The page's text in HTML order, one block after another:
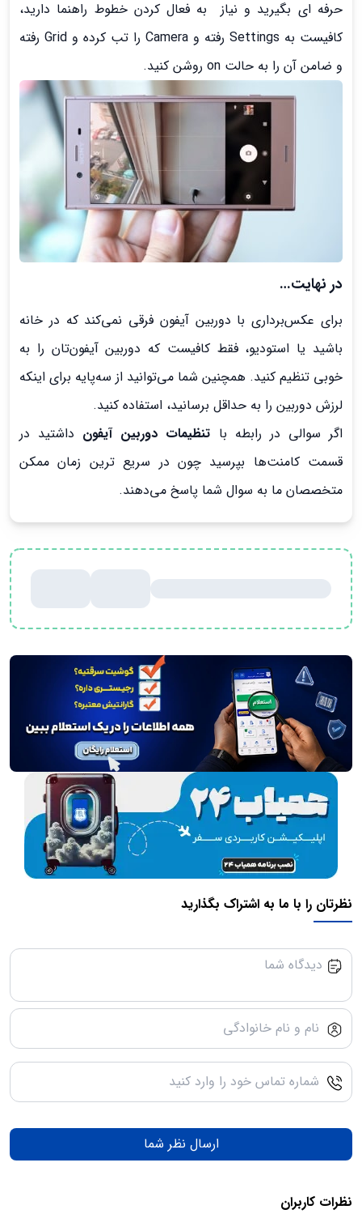
حرفه ای بگیرید و نیاز به فعال کردن خطوط راهنما دارید،
کافیست به Settings رفته و Camera را تب کرده و Grid رفته
و ضامن آن را به حالت on روشن کنید.
در نهایت…
برای عکس‌برداری با دوربین آیفون فرقی نمی‌کند که در خانه
باشید یا استودیو، فقط کافیست که دوربین آیفون‌تان را به
خوبی تنظیم کنید. همچنین شما می‌توانید از سه‌پایه برای اینکه
لرزش دوربین را به حداقل برسانید، استفاده کنید.
اگر سوالی در رابطه با تنظیمات دوربین آیفون داشتید در
قسمت کامنت‌ها بپرسید چون در سریع ترین زمان ممکن
متخصصان ما به سوال شما پاسخ می‌دهند.
نظرتان را با ما به اشتراک بگذارید
ارسال نظر شما
نظرات کاربران